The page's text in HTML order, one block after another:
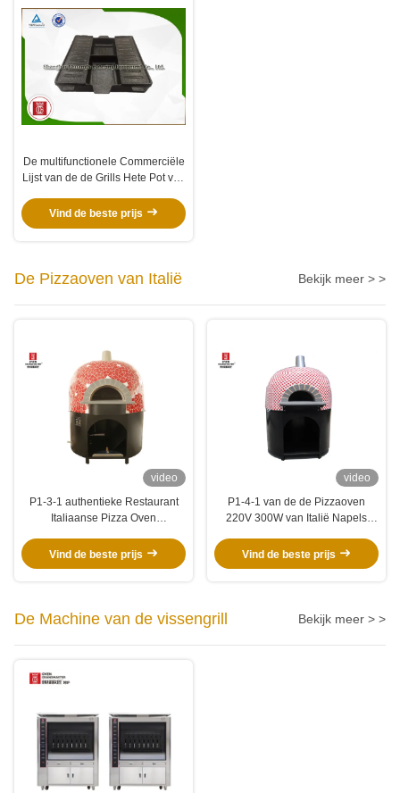
De multifunctionele Commerciële
Lijst van de de Grills Hete Pot van
Hotel/Kantine
Vind de beste prijs
De Pizzaoven van Italië Bekijk meer > >
video
P1-3-1 authentieke Restaurant
Italiaanse Pizza Oven
Binnengrootte
Vind de beste prijs
video
P1-4-1 van de de Pizzaoven
220V 300W van Italië Napels
Vind de beste prijs
De Machine van de vissengrill Bekijk meer > >